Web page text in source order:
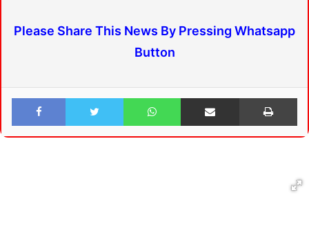
Please Share This News By Pressing Whatsapp
Button
Facebook Twitter WhatsApp Share via Email Print